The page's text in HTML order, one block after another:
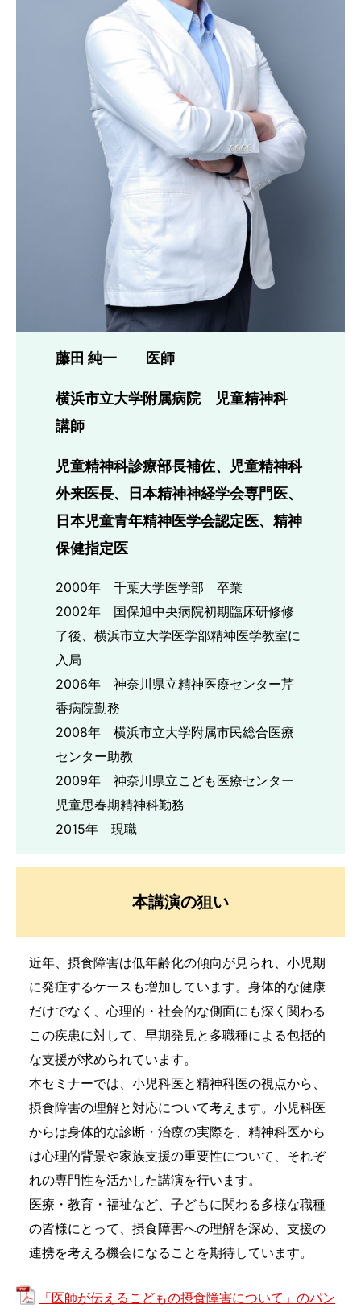
藤田 純一 医師
横浜市立大学附属病院 児童精神科
講師
児童精神科診療部長補佐、児童精神科
外来医長、
日本精神神経学会専門医、
日本児童青年精神医学会認定医、精神
保健指定医
2000年 千葉大学医学部 卒業
2002年 国保旭中央病院初期臨床研修修
了後、横浜市立大学医学部精神医学教室に
入局
2006年 神奈川県立精神医療センター芹
香病院勤務
2008年 横浜市立大学附属市民総合医療
センター助教
2009年 神奈川県立こども医療センター
児童思春期精神科勤務
2015年 現職
本講演の狙い
近年、摂食障害は低年齢化の傾向が見られ、小児期
に発症するケースも増加しています。身体的な健康
だけでなく、心理的・社会的な側面にも深く関わる
この疾患に対して、早期発見と多職種による包括的
な支援が求められています。
本セミナーでは、小児科医と精神科医の視点から、
摂食障害の理解と対応について考えます。小児科医
からは身体的な診断・治療の実際を、精神科医から
は心理的背景や家族支援の重要性について、それぞ
れの専門性を活かした講演を行います。
医療・教育・福祉など、子どもに関わる多様な職種
の皆様にとって、摂食障害への理解を深め、支援の
連携を考える機会になることを期待しています。
「医師が伝えるこどもの摂食障害について」のパン